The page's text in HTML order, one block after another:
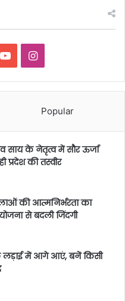
YouTubeInstagram
Popular
साय के नेतृत्व में सौर ऊर्जा
प्रदेश की तस्वीर
की आत्मनिर्भरता का
से बदली जिंदगी
लड़ाई में आगे आएं, बनें किसी